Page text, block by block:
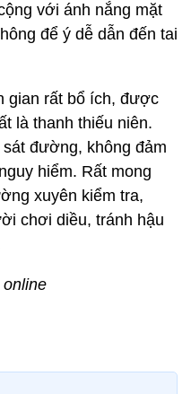
với ánh nắng mặt
để ý dễ dẫn đến tai
gian rất bổ ích, được
là thanh thiếu niên.
đường, không đảm
hiểm. Rất mong
xuyên kiểm tra,
chơi diều, tránh hậu